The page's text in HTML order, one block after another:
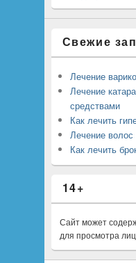
Свежие
Лечение
Лечение
средствами
Как лечить
Лечение
Как лечить
14+
Сайт может
для просмотра